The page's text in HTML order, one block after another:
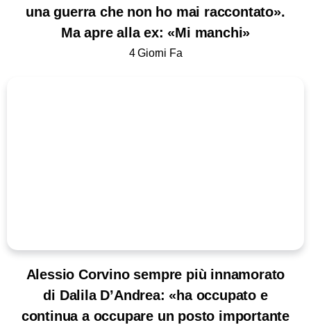
una guerra che non ho mai raccontato».
Ma apre alla ex: «Mi manchi»
4 Giorni Fa
Alessio Corvino sempre più innamorato
di Dalila D’Andrea: «ha occupato e
continua a occupare un posto importante